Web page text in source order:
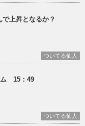
ついてる仙人
上昇となるか？
ついてる仙人
ム 15：49